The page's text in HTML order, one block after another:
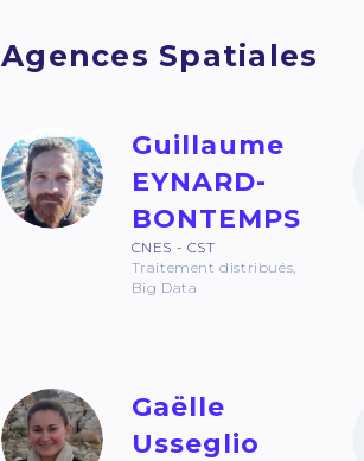
Agences Spatiales
Guillaume
EYNARD-
BONTEMPS
CNES - CST
Traitement distribués,
Big Data
Gaëlle
Usseglio